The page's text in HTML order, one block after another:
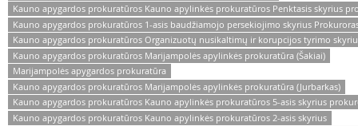
Kauno apygardos prokuratūros Kauno apylinkės prokuratūros Penktasis skyrius
Kauno apygardos prokuratūros 1-asis baudžiamojo persekiojimo skyrius
Kauno apygardos prokuratūros Organizuotų nusikaltimų ir korupcijos tyrimo
Kauno apygardos prokuratūros Marijampolės apylinkės prokuratūra (Šakiai)
Marijampolės apygardos prokuratūra
Kauno apygardos prokuratūros Marijampolės apylinkės prokuratūra (Jurbarkas)
Kauno apygardos prokuratūros Kauno apylinkės prokuratūros 5-asis skyrius
Kauno apygardos prokuratūros Kauno apylinkės prokuratūros 2-asis skyrius